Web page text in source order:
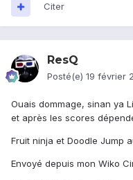
Citer
ResQ
Posté(e) 19 février
Ouais dommage, sinan ya
et après les scores
Fruit ninja et Doodle Jump
Envoyé depuis mon Wiko